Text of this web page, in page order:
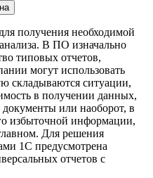
получения необходимой
В ПО изначально
типовых отчетов,
могут использовать
складываются ситуации,
в получении данных,
или наоборот, в
избыточной информации,
Для решения
1С предусмотрена
отчетов с